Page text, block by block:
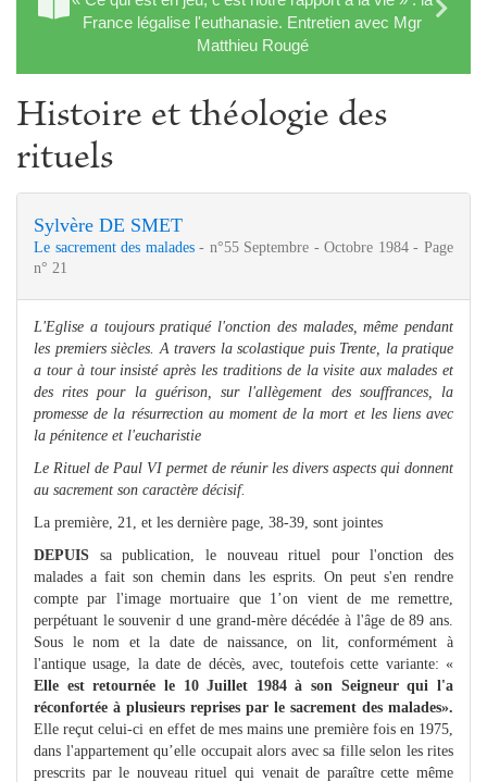
France légalise l'euthanasie. Entretien avec Mgr
Matthieu Rougé
Histoire et théologie des
rituels
Sylvère DE SMET
Le sacrement des malades- n°55 Septembre - Octobre 1984 - Page
n° 21
L'Eglise a toujours pratiqué l'onction des malades, même pendant
les premiers siècles. A travers la scolastique puis Trente, la pratique
a tour à tour insisté après les traditions de la visite aux malades et
des rites pour la guérison, sur l'allègement des souffrances, la
promesse de la résurrection au moment de la mort et les liens avec
la pénitence et l'eucharistie
Le Rituel de Paul VI permet de réunir les divers aspects qui donnent
au sacrement son caractère décisif.
La première, 21, et les dernière page, 38-39, sont jointes
DEPUIS sa publication, le nouveau rituel pour l'onction des
malades a fait son chemin dans les esprits. On peut s'en rendre
compte par l'image mortuaire que 1’on vient de me remettre,
perpétuant le souvenir d une grand-mère décédée à l'âge de 89 ans.
Sous le nom et la date de naissance, on lit, conformément à
l'antique usage, la date de décès, avec, toutefois cette variante: «
Elle est retournée le 10 Juillet 1984 à son Seigneur qui l'a
réconfortée à plusieurs reprises par le sacrement des malades».
Elle reçut celui-ci en effet de mes mains une première fois en 1975,
dans l'appartement qu’elle occupait alors avec sa fille selon les rites
prescrits par le nouveau rituel qui venait de paraître cette même